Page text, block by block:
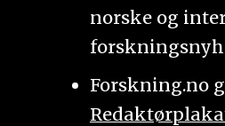
norske og
Forskning.no